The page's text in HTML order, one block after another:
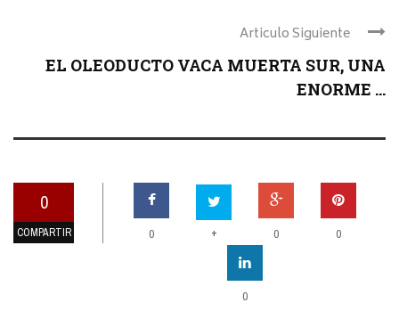
Articulo Siguiente
EL OLEODUCTO VACA MUERTA SUR, UNA
ENORME ...
0
COMPARTIR 0 + 0 0
0